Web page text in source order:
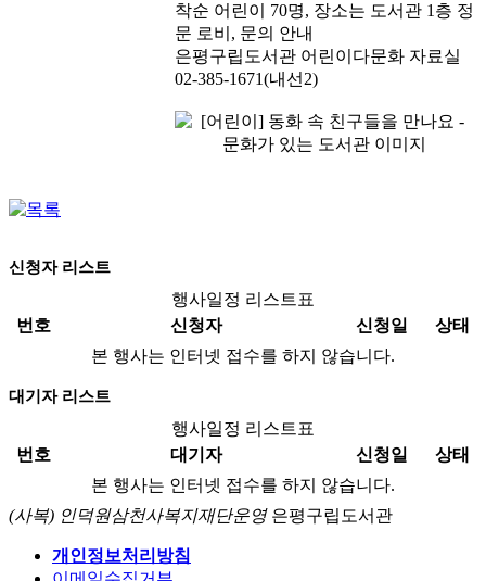
착순 어린이 70명, 장소는 도서관 1층 정
문 로비, 문의 안내
은평구립도서관 어린이다문화 자료실
02-385-1671(내선2)
신청자 리스트
행사일정 리스트표
번호
신청자 신청일
상태
본 행사는 인터넷 접수를 하지 않습니다.
대기자 리스트
행사일정 리스트표
번호
대기자 신청일
상태
본 행사는 인터넷 접수를 하지 않습니다.
(사복) 인덕원삼천사복지재단운영은평구립도서관
개인정보처리방침